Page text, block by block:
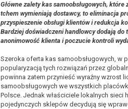
Główne zalety kas samoobsługowych, które
tchem wymieniają dostawcy, to eliminacja
przyspieszenie obsługi klientów i redukcja
Bardziej doświadczeni handlowcy dodają do
anonimowość klienta i poczucie kontroli
Szeroka oferta kas samoobsługowych, w
popularyzacją tych rozwiązań przez
powinna zatem przynieść wyraźny wzrost
samoobsługowych we wszystkich
Polsce. Jednak właściciele lokalnych sieci
pojedynczych sklepów decydują się